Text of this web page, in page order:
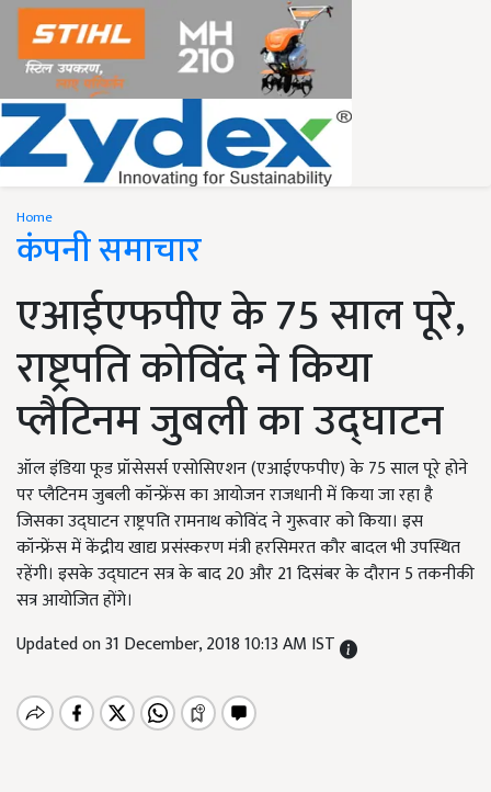
Home
कंपनी समाचार
एआईएफपीए के 75 साल पूरे,
राष्ट्रपति कोविंद ने किया
प्लैटिनम जुबली का उद्घाटन
ऑल इंडिया फूड प्रॉसेसर्स एसोसिएशन (एआईएफपीए) के 75 साल पूरे होने
पर प्लैटिनम जुबली कॉन्फ्रेंस का आयोजन राजधानी में किया जा रहा है
जिसका उद्घाटन राष्ट्रपति रामनाथ कोविंद ने गुरूवार को किया। इस
कॉन्फ्रेंस में केंद्रीय खाद्य प्रसंस्करण मंत्री हरसिमरत कौर बादल भी उपस्थित
रहेंगी। इसके उद्घाटन सत्र के बाद 20 और 21 दिसंबर के दौरान 5 तकनीकी
सत्र आयोजित होंगे।
Updated on 31 December, 2018 10:13 AM IST